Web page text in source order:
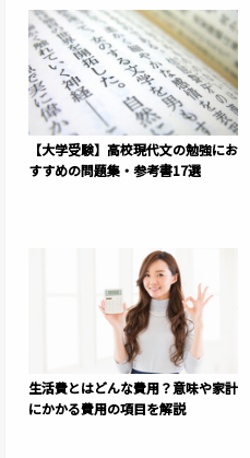
【大学受験】高校現代文の勉強にお
すすめの問題集・参考書17選
生活費とはどんな費用？意味や家計
にかかる費用の項目を解説